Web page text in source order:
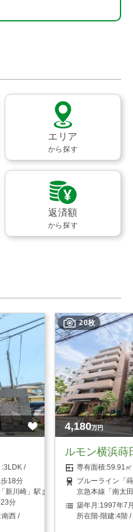
エリア
から探す
返済額
から探す
3LDK
18分
新川崎」駅まで 徒歩18分
分
南西
20枚
4,180万円
ルモン横浜蒔
59.91
ブルーライン「
京急本線「南太
1997年7
4階 /